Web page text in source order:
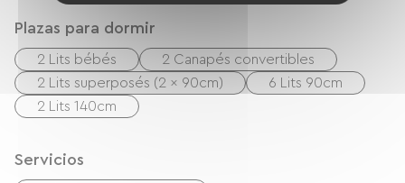
Plazas para dormir
2 Lits bébés
2 Canapés convertibles
2 Lits superposés (2 x 90cm)
6 Lits 90cm
2 Lits 140cm
Servicios